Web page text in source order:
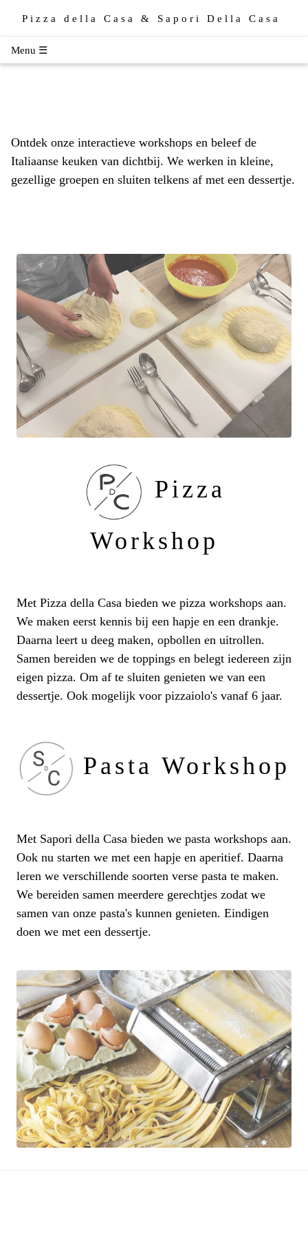
Pizza della Casa & Sapori Della Casa
Menu ☰
Ontdek onze interactieve workshops en beleef de
Italiaanse keuken van dichtbij. We werken in kleine,
gezellige groepen en sluiten telkens af met een dessertje.
Pizza
Workshop
Met Pizza della Casa bieden we pizza workshops aan.
We maken eerst kennis bij een hapje en een drankje.
Daarna leert u deeg maken, opbollen en uitrollen.
Samen bereiden we de toppings en belegt iedereen zijn
eigen pizza. Om af te sluiten genieten we van een
dessertje. Ook mogelijk voor pizzaiolo's vanaf 6 jaar.
Pasta Workshop
Met Sapori della Casa bieden we pasta workshops aan.
Ook nu starten we met een hapje en aperitief. Daarna
leren we verschillende soorten verse pasta te maken.
We bereiden samen meerdere gerechtjes zodat we
samen van onze pasta's kunnen genieten. Eindigen
doen we met een dessertje.